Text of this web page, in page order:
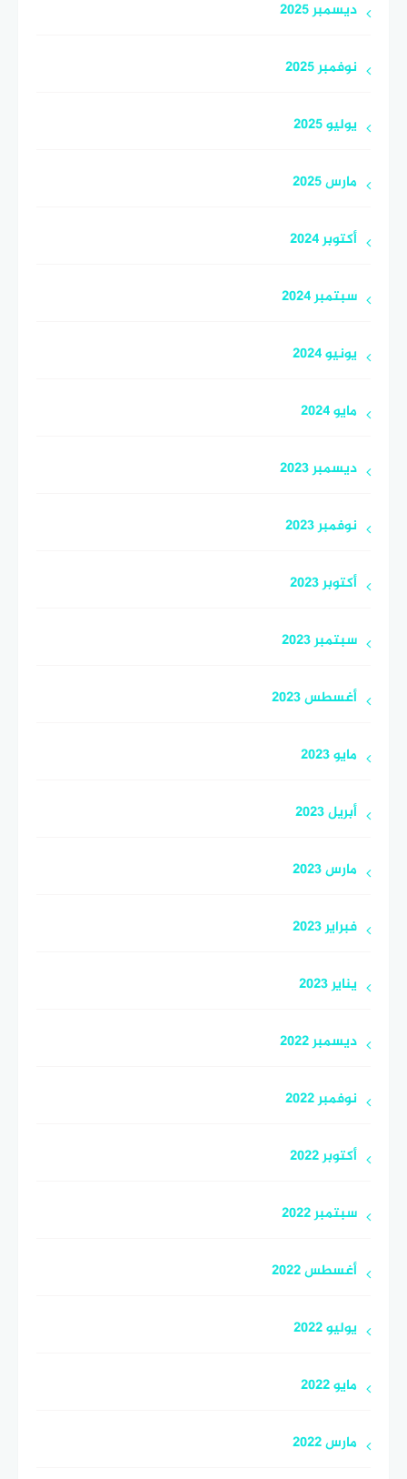
ديسمبر 2025
نوفمبر 2025
يوليو 2025
مارس 2025
أكتوبر 2024
سبتمبر 2024
يونيو 2024
مايو 2024
ديسمبر 2023
نوفمبر 2023
أكتوبر 2023
سبتمبر 2023
أغسطس 2023
مايو 2023
أبريل 2023
مارس 2023
فبراير 2023
يناير 2023
ديسمبر 2022
نوفمبر 2022
أكتوبر 2022
سبتمبر 2022
أغسطس 2022
يوليو 2022
مايو 2022
مارس 2022